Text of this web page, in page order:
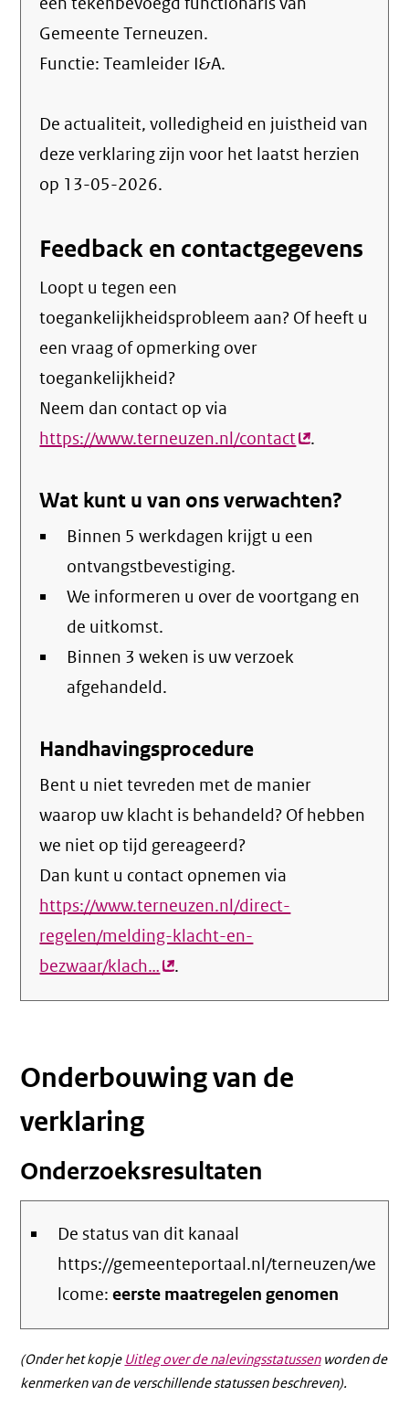
Gemeente Terneuzen.
Functie:Teamleider I&A.
De actualiteit, volledigheid en juistheid van
deze verklaring zijn voor het laatst herzien
op 13-05-2026.
Feedback en contactgegevens
Loopt u tegen een
toegankelijkheidsprobleem aan? Of heeft u
een vraag of opmerking over
toegankelijkheid?
Neem dan contact op via
https://www.terneuzen.nl/contact(externe
.
Wat kunt u van ons verwachten?
Binnen 5 werkdagen krijgt u een
ontvangstbevestiging.
We informeren u over de voortgang en
de uitkomst.
Binnen 3 weken is uw verzoek
afgehandeld.
Handhavingsprocedure
Bent u niet tevreden met de manier
waarop uw klacht is behandeld? Of hebben
we niet op tijd gereageerd?
Dan kunt u contact opnemen via
https://www.terneuzen.nl/direct-
regelen/melding-klacht-en-
bezwaar/klach…(externe
link)
.
Onderbouwing van de
verklaring
Onderzoeksresultaten
De status van dit kanaal
https://gemeenteportaal.nl/terneuzen/we
lcome:eerste maatregelen genomen
(Onder het kopje Uitleg over de nalevingsstatussenworden de
kenmerken van de verschillende statussen beschreven).